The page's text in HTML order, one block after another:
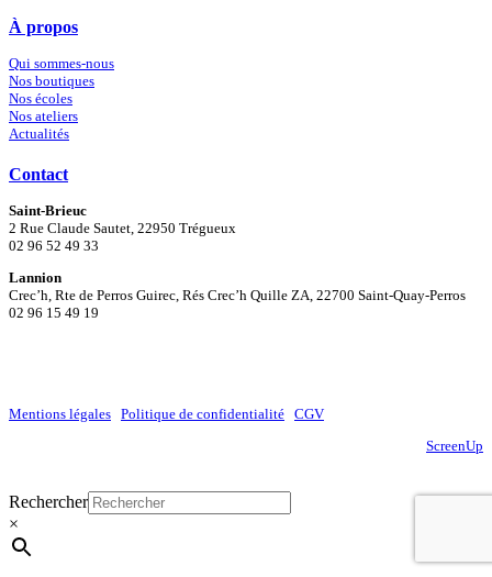
À propos
Qui sommes-nous
Nos boutiques
Nos écoles
Nos ateliers
Actualités
Contact
Saint-Brieuc
2 Rue Claude Sautet, 22950 Trégueux
02 96 52 49 33
Lannion
Crec’h, Rte de Perros Guirec, Rés Crec’h Quille ZA, 22700 Saint-Quay-Perros
02 96 15 49 19
Mentions légales Politique de confidentialité CGV
ScreenUp
Close
Menu
Rechercher
×